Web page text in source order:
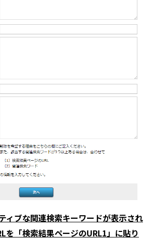
ィブな関連検索キーワードが表示され
を「検索結果ページのURL1」に貼り